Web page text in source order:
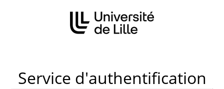
CAS
Service d'authentification